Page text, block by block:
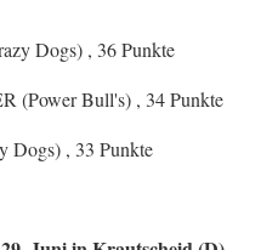
Dogs) , 36 Punkte
(Power Bull's) , 34 Punkte
Dogs) , 33 Punkte